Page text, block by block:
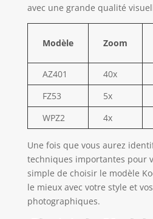
avec une grande qualité
Modèle Zoom
AZ401 40x
FZ53
5x
WPZ2
4x
Une fois que vous aurez
techniques importantes pour
simple de choisir le modèle
le mieux avec votre style et
photographiques.